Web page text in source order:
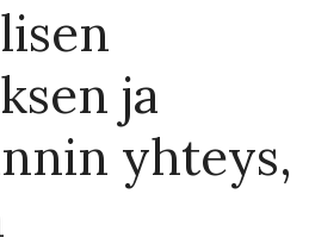
ja
yhteys,